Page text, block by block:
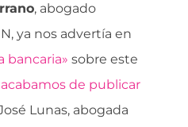
, abogado
ya nos advertía en
bancaria» sobre este
acabamos de publicar
Lunas, abogada